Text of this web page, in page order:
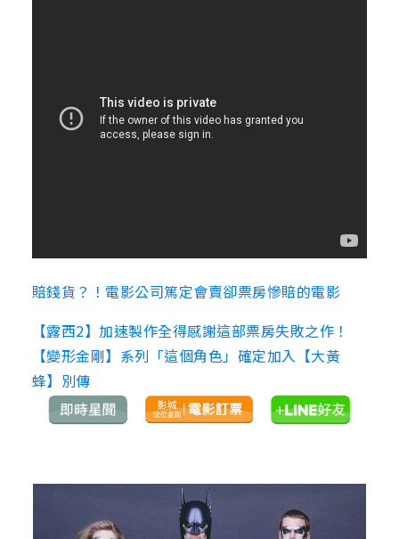
賠錢貨？！電影公司篤定會賣卻票房慘賠的電影
【露西2】加速製作全得感謝這部票房失敗之作！
【變形金剛】系列「這個角色」確定加入【大黃
蜂】別傳